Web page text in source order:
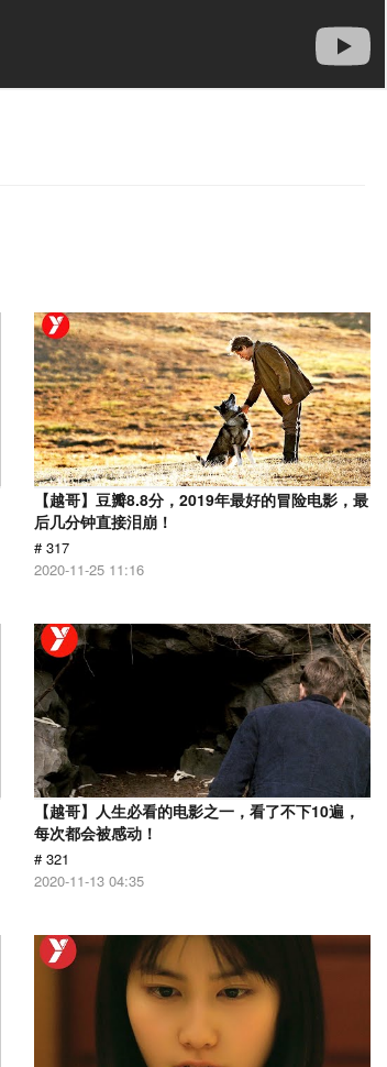
【越哥】豆瓣8.8分，2019年最好的冒险电影，最
后几分钟直接泪崩！
# 317
2020-11-25 11:16
【越哥】人生必看的电影之一，看了不下10遍，
每次都会被感动！
# 321
2020-11-13 04:35